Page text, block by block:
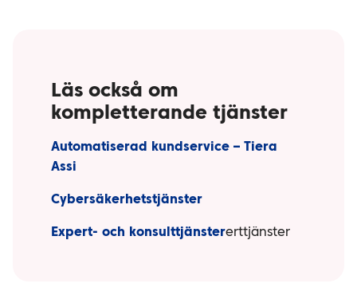
Läs också om
kompletterande tjänster
Automatiserad kundservice – Tiera
Assi
Cybersäkerhetstjänster
Expert- och konsulttjänstererttjänster